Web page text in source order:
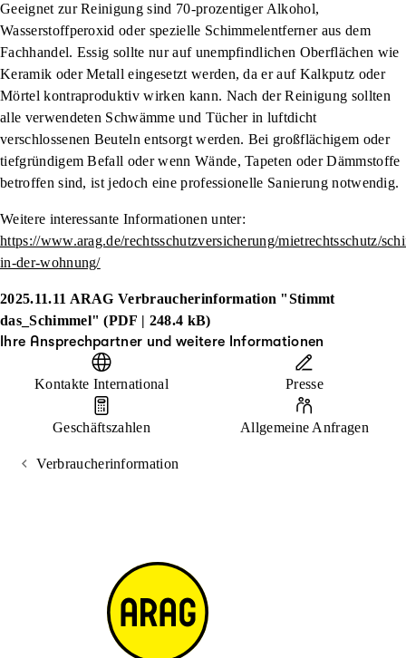
Geeignet zur Reinigung sind 70-prozentiger Alkohol,
Wasserstoffperoxid oder spezielle Schimmelentferner aus dem
Fachhandel. Essig sollte nur auf unempfindlichen Oberflächen wie
Keramik oder Metall eingesetzt werden, da er auf Kalkputz oder
Mörtel kontraproduktiv wirken kann. Nach der Reinigung sollten
alle verwendeten Schwämme und Tücher in luftdicht
verschlossenen Beuteln entsorgt werden. Bei großflächigem oder
tiefgründigem Befall oder wenn Wände, Tapeten oder Dämmstoffe
betroffen sind, ist jedoch eine professionelle Sanierung notwendig.
Weitere interessante Informationen unter:
https://www.arag.de/rechtsschutzversicherung/mietrechtsschutz/
in-der-wohnung/
2025.11.11 ARAG Verbraucherinformation "Stimmt
das_Schimmel" (PDF | 248.4 kB)
Ihre Ansprechpartner und weitere Informationen
Kontakte International Presse
Geschäftszahlen Allgemeine Anfragen
Verbraucherinformation